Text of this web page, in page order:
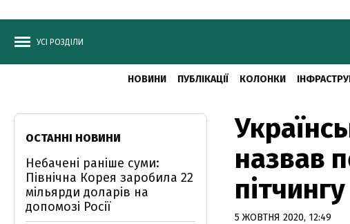
УСІ РОЗДІЛИ
НОВИНИ ПУБЛІКАЦІЇ КОЛОНКИ
назвав
пітчингу
5 ЖОВТНЯ 2020, 12:49
ОСТАННІ НОВИНИ
Небачені раніше суми:
Північна Корея заробила 22
мільярди доларів на
допомозі Росії